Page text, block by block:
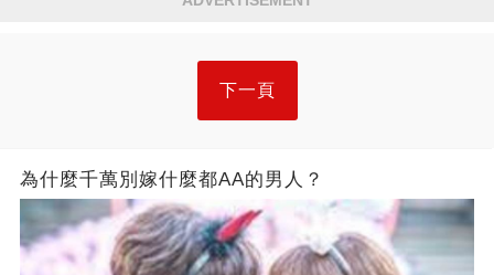
下一頁
為什麼千萬別嫁什麼都AA的男人？